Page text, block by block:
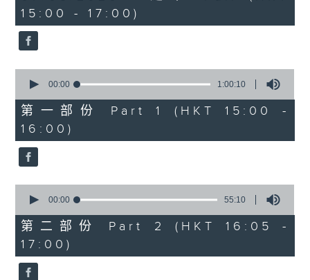
Three Preludes (for 4 cellos) (8’)
ROSSINI
Overture to William Tell (for 6
MAHLER (Hibiki SAITO arr.)
(10’)
GARDEL (BARRALET arr.)
Por Una Cabeza (4’)
Hayato SUMINO (Heiman CHEUNG
Three Nocturnes (12’)
Rain (5’)
Nobuo UEMATSU (Hilson YIP arr.)
Final Fantasy: Midgar Fantasy
Suite (15’)
55
minutes,
0
seconds
15:00 - 17:00)
seconds
1
hour,
10
seconds
00:00 1:00:10
第一部份 Part 1 (HKT 15:00 -
16:00)
seconds
55
minutes,
10
seconds
00:00 55:10
第二部份 Part 2 (HKT 16:05 -
17:00)